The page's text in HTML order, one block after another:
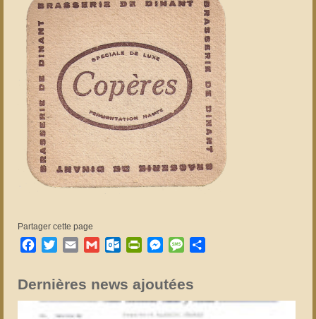
Partager cette page
Facebook
TwitterEmail GmailOutlook.com
PrintFriendly
Messenger
Message
Dernières news ajoutées